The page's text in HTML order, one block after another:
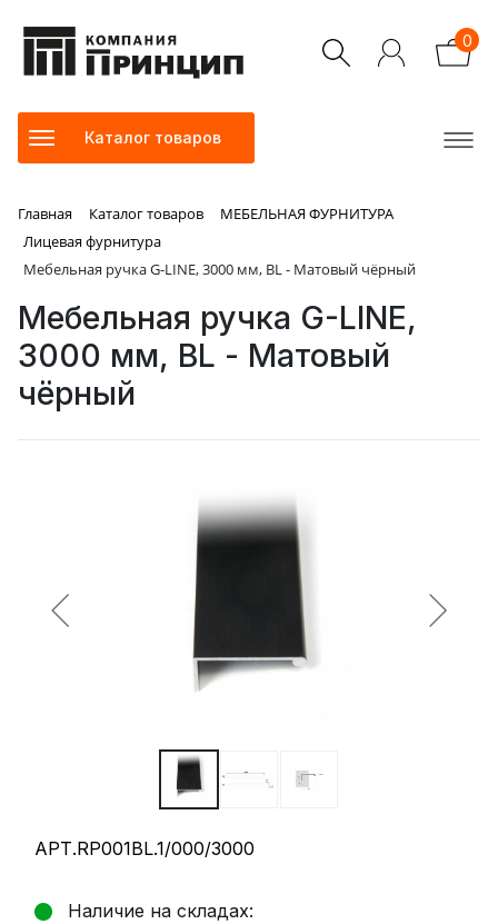
0
Каталог товаров
Главная Каталог товаров
МЕБЕЛЬНАЯ ФУРНИТУРА
Лицевая фурнитура
Мебельная ручка G-LINE, 3000 мм, BL - Матовый чёрный
Мебельная ручка G-LINE,
3000 мм, BL - Матовый
чёрный
АРТ.RP001BL.1/000/3000
Наличие на складах: